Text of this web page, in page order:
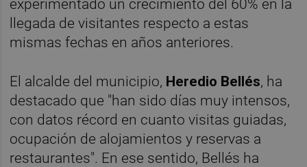
experimentado un crecimiento del 60% en la
llegada de visitantes respecto a estas
mismas fechas en años anteriores.
El alcalde del municipio, Heredio Bellés, ha
destacado que "han sido días muy intensos,
con datos récord en cuanto visitas guiadas,
ocupación de alojamientos y reservas a
restaurantes". En ese sentido, Bellés ha